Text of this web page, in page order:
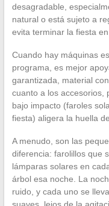
desagradable,
natural o está sujeto a
evita terminar la fiesta
Cuando hay máquinas
programa, es mejor
garantizada, material
cuanto a los accesorios,
bajo impacto (faroles
fiesta) aligera la huella
A menudo, son las
diferencia: farolillos que
lámparas solares en
árbol esa noche. La
ruido, y cada uno se